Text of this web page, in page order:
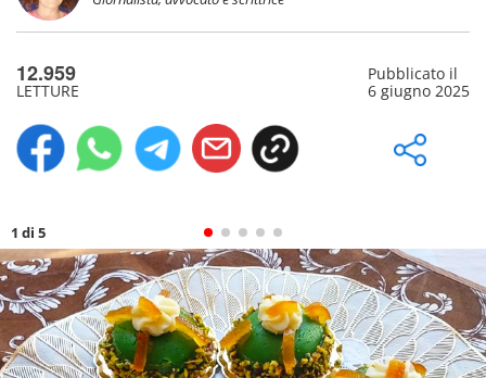
12.959
LETTURE
Pubblicato il
6 giugno 2025
1 di 5